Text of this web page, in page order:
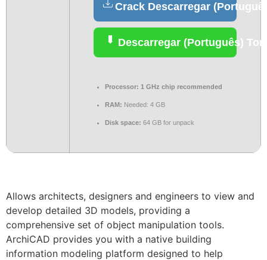
Crack Descarregar
Descarregar (Português)
Processor: 1 GHz chip recommended
RAM: Needed: 4 GB
Disk space: 64 GB for unpack
Allows architects, designers and engineers to view and
develop detailed 3D models, providing a
comprehensive set of object manipulation tools.
ArchiCAD provides you with a native building
information modeling platform designed to help